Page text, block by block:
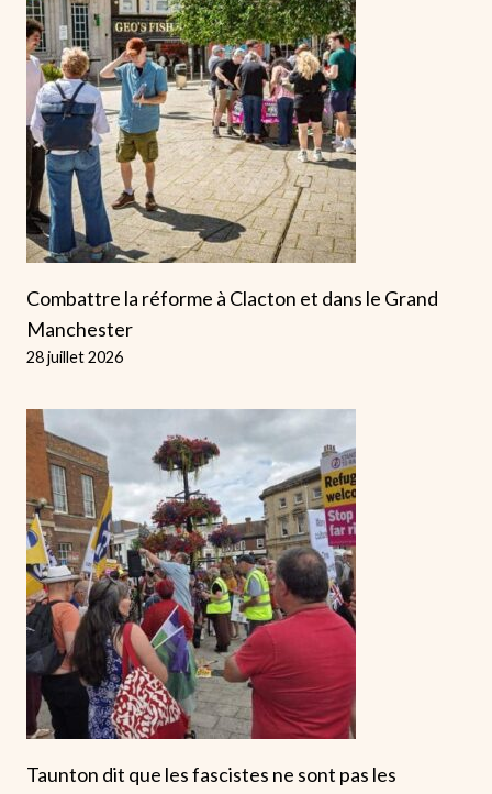
Combattre la réforme à Clacton et dans le Grand
Manchester
28 juillet 2026
Taunton dit que les fascistes ne sont pas les